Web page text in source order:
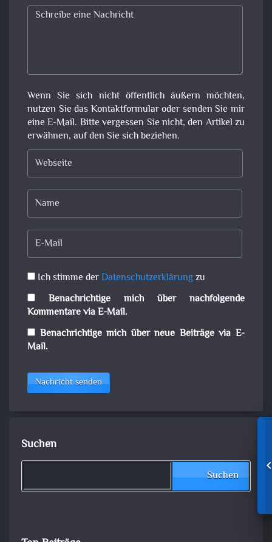
Wenn Sie sich nicht öffentlich äußern möchten,
nutzen Sie das Kontaktformular oder senden Sie mir
eine E-Mail. Bitte vergessen Sie nicht, den Artikel zu
erwähnen, auf den Sie sich beziehen.
Ich stimme derDatenschutzerklärungzu
Benachrichtige mich über nachfolgende
Kommentare via E-Mail.
Benachrichtige mich über neue Beiträge via E-
Mail.
Nachricht senden
Suchen
Suchen